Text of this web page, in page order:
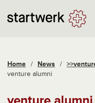
Home / News /
venture alumni